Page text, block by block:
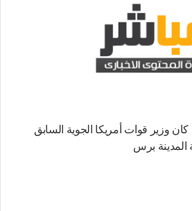
كان وزير قوات أمريكا الجوية السابق
المدينة برس